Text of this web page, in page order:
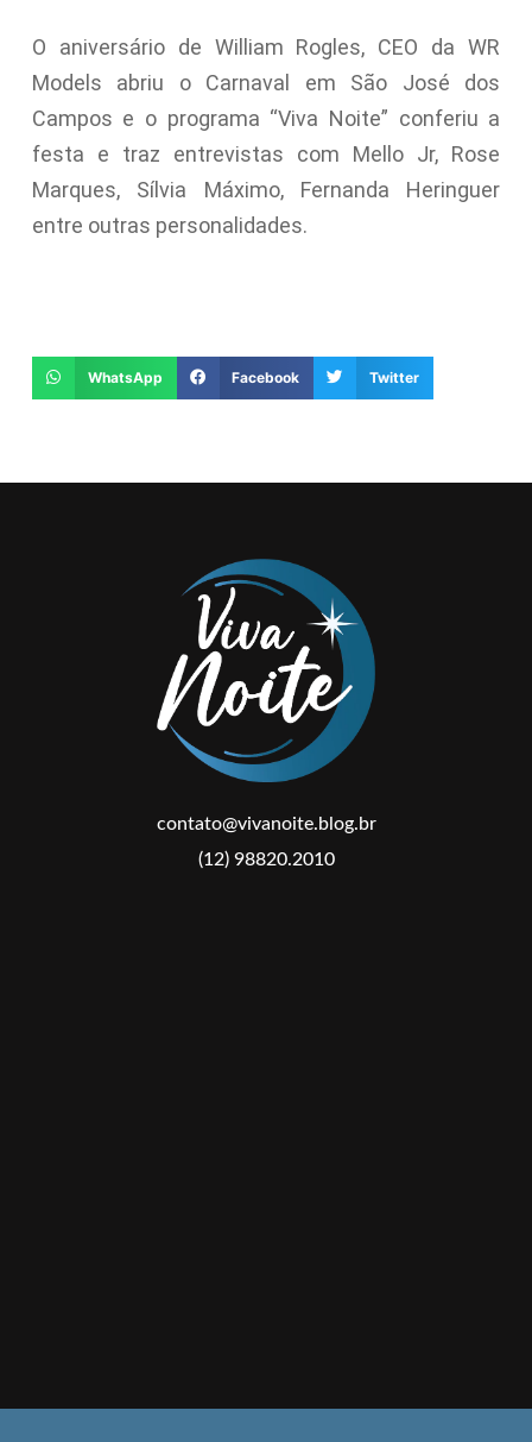
O aniversário de William Rogles, CEO da WR
Models abriu o Carnaval em São José dos
Campos e o programa “Viva Noite” conferiu a
festa e traz entrevistas com Mello Jr, Rose
Marques, Sílvia Máximo, Fernanda Heringuer
entre outras personalidades.
WhatsApp Facebook Twitter
contato@vivanoite.blog.br
(12) 98820.2010